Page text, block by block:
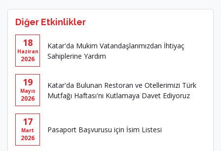
Diğer Etkinlikler
18
Haziran
2026
Katar'da Mukim Vatandaşlarımızdan İhtiyaç
Sahiplerine Yardım
19
Mayıs
2026
Katar'da Bulunan Restoran ve Otellerimizi Türk
Mutfağı Haftası'nı Kutlamaya Davet Ediyoruz
17
Mart
2026
Pasaport Başvurusu için İsim Listesi